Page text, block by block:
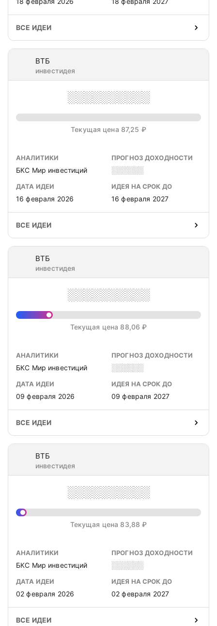
ВСЕ ИДЕИ
ВТБ
инвестидея
░░░░░░░░░░
Текущая цена 87,25 ₽
АНАЛИТИКИ
БКС Мир инвестиций
ПРОГНОЗ ДОХОДНОСТИ
░░░░░░
ДАТА ИДЕИ
16 февраля 2026
ИДЕЯ НА СРОК ДО
16 февраля 2027
ВСЕ ИДЕИ
ВТБ
инвестидея
░░░░░░░░░░
Текущая цена 88,06 ₽
АНАЛИТИКИ
БКС Мир инвестиций
ПРОГНОЗ ДОХОДНОСТИ
░░░░░░
ДАТА ИДЕИ
09 февраля 2026
ИДЕЯ НА СРОК ДО
09 февраля 2027
ВСЕ ИДЕИ
ВТБ
инвестидея
░░░░░░░░░░
Текущая цена 83,88 ₽
АНАЛИТИКИ
БКС Мир инвестиций
ПРОГНОЗ ДОХОДНОСТИ
░░░░░░
ДАТА ИДЕИ
02 февраля 2026
ИДЕЯ НА СРОК ДО
02 февраля 2027
ВСЕ ИДЕИ